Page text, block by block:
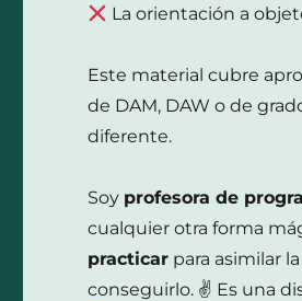
La orientación a
Este material cubre
de DAM, DAW o de
diferente.
Soy profesora de
cualquier otra forma
practicar para asimilar
conseguirlo. ✌ Es una